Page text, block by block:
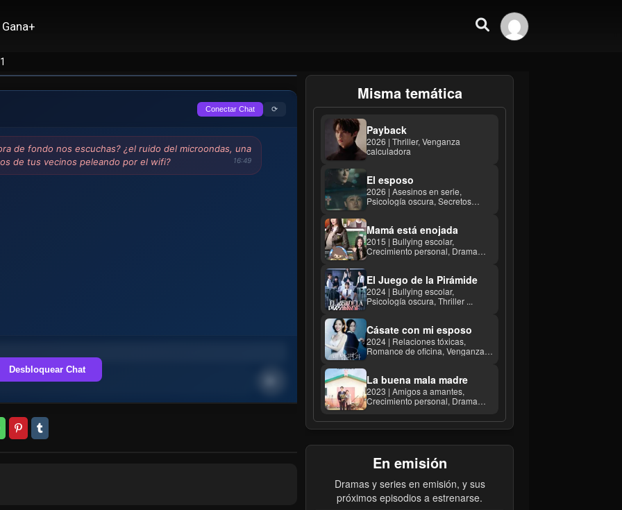
Gana+
Conectar Chat ⟳
de fondo nos escuchas? ¿el ruido del microondas, una
de tus vecinos peleando por el wifi?
16:49
Desbloquear Chat
Misma temática
Payback
2026 | Thriller, Venganza
calculadora
El esposo
2026 | Asesinos en serie,
Psicología oscura, Secretos
Mamá está enojada
2015 | Bullying escolar,
Crecimiento personal, Drama
El Juego de la Pirámide
2024 | Bullying escolar,
Psicología oscura, Thriller ...
Cásate con mi esposo
2024 | Relaciones tóxicas,
Romance de oficina, Venganza
La buena mala madre
2023 | Amigos a amantes,
Crecimiento personal, Drama
En emisión
Dramas y series en emisión, y sus
próximos episodios a estrenarse.